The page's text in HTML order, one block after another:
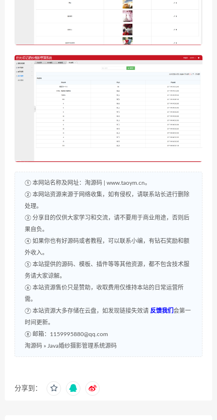
① 本网站名称及网址：淘源码 | www.taoym.cn。
② 本网站资源来源于网络收集，如有侵权，请联系站长进行删除
处理。
③ 分享目的仅供大家学习和交流，请不要用于商业用途，否则后
果自负。
④ 如果你也有好源码或者教程，可以联系小编，有钻石奖励和额
外收入。
⑤ 本站提供的源码、模板、插件等等其他资源，都不包含技术服
务请大家谅解。
⑥ 本站资源售价只是赞助，收取费用仅维持本站的日常运营所
需。
⑦ 本站资源大多存储在云盘，如发现链接失效请 反馈我们 会第一
时间更新。
⑧ 邮箱：1159995880@qq.com
淘源码 » Java婚纱摄影管理系统源码
分享到：